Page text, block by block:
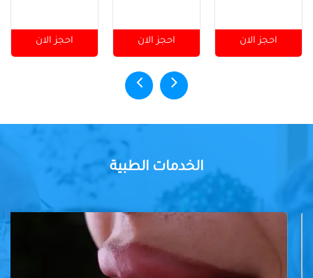
احجز الان احجز الان احجز الان
الخدمات الطبية